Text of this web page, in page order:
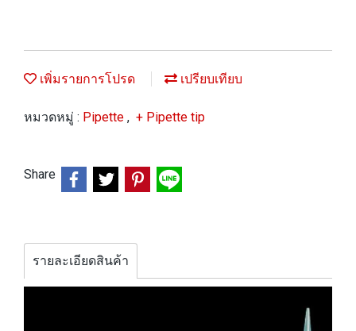
เพิ่มรายการโปรด เปรียบเทียบ
หมวดหมู่ : Pipette , + Pipette tip
Share
รายละเอียดสินค้า